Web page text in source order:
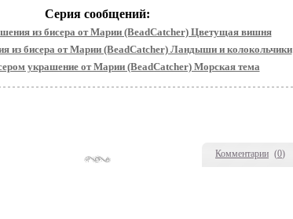
Комментарии (0)
Серия сообщений:
из бисера от Марии (BeadCatcher) Цветущая вишня
из бисера от Марии (BeadCatcher) Ландыши и колокольчики
украшение от Марии (BeadCatcher) Морская тема